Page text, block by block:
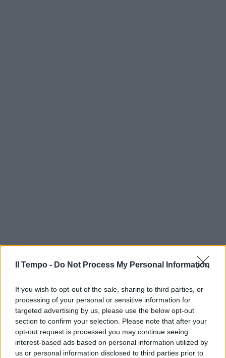
Il Tempo - Do Not Process My Personal Information
If you wish to opt-out of the sale, sharing to third parties, or
processing of your personal or sensitive information for
targeted advertising by us, please use the below opt-out
section to confirm your selection. Please note that after your
opt-out request is processed you may continue seeing
interest-based ads based on personal information utilized by
us or personal information disclosed to third parties prior to